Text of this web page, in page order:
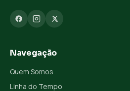
Navegação
Quem Somos
Linha do Tempo